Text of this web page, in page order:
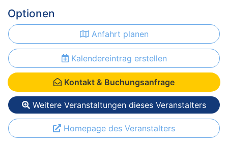
Optionen
Anfahrt planen
Kalendereintrag erstellen
Kontakt & Buchungsanfrage
Weitere Veranstaltungen dieses Veranstalters
Homepage des Veranstalters